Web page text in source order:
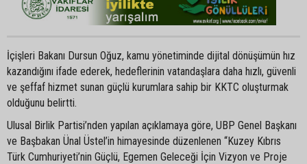
İçişleri Bakanı Dursun Oğuz, kamu yönetiminde dijital dönüşümün hız
kazandığını ifade ederek, hedeflerinin vatandaşlara daha hızlı, güvenli
ve şeffaf hizmet sunan güçlü kurumlara sahip bir KKTC oluşturmak
olduğunu belirtti.
Ulusal Birlik Partisi’nden yapılan açıklamaya göre, UBP Genel Başkanı
ve Başbakan Ünal Üstel’in himayesinde düzenlenen “Kuzey Kıbrıs
Türk Cumhuriyeti’nin Güçlü, Egemen Geleceği İçin Vizyon ve Proje